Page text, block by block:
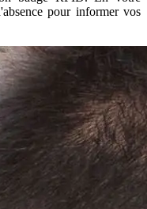
pour informer vos